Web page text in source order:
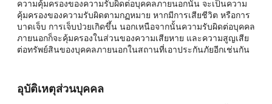
ความคุ้มครองของความรับผิดต่อบุคคลภายนอกนั้น จะเป็นความ
คุ้มครองของความรับผิดตามกฏหมาย หากมีการเสียชีวิต หรือการ
บาดเจ็บ การเจ็บป่วยเกิดขึ้น นอกเหนือจากนั้นความรับผิดต่อบุคคล
ภายนอกก็จะคุ้มครองในส่วนของความเสียหาย และความสูญเสีย
ต่อทรัพย์สินของบุคคลภายนอกในสถานที่เอาประกันภัยอีกเช่นกัน
อุบัติเหตุส่วนบุคคล